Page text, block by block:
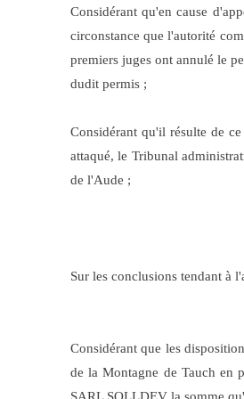
Considérant qu'en cause
circonstance que l'autorité
premiers juges ont annulé le
dudit permis ;
Considérant qu'il résulte de
attaqué, le Tribunal
de l'Aude ;
Sur les conclusions tendant à
Considérant que les
de la Montagne de Tauch en